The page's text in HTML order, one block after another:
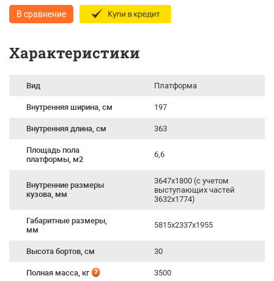
В сравнение
Характеристики
Вид Платформа
Внутренняя ширина, см 197
Внутренняя длина, см 363
Площадь пола
платформы, м2
6,6
Внутренние размеры
кузова, мм
3647х1800 (с учетом
выступающих частей
3632х1774)
Габаритные размеры,
мм
5815х2337х1955
Высота бортов, см 30
Полная масса, кг 3500